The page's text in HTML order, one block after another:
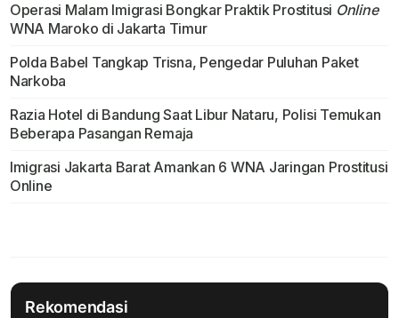
Operasi Malam Imigrasi Bongkar Praktik Prostitusi Online
WNA Maroko di Jakarta Timur
Polda Babel Tangkap Trisna, Pengedar Puluhan Paket
Narkoba
Razia Hotel di Bandung Saat Libur Nataru, Polisi Temukan
Beberapa Pasangan Remaja
Imigrasi Jakarta Barat Amankan 6 WNA Jaringan Prostitusi
Online
Rekomendasi